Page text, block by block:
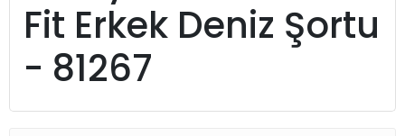
Fit Erkek Deniz Şortu
- 81267